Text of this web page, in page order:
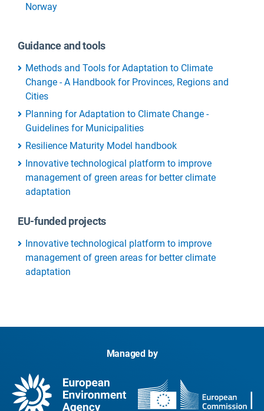
Norway
Guidance and tools
Methods and Tools for Adaptation to Climate
Change - A Handbook for Provinces, Regions and
Cities
Planning for Adaptation to Climate Change -
Guidelines for Municipalities
Resilience Maturity Model handbook
Innovative technological platform to improve
management of green areas for better climate
adaptation
EU-funded projects
Innovative technological platform to improve
management of green areas for better climate
adaptation
Managed by